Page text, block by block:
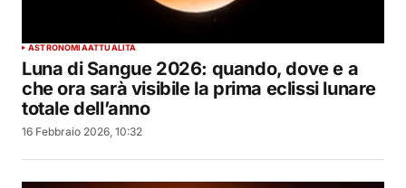
ASTRONOMIAATTUALITÀ
Luna di Sangue 2026: quando, dove e a
che ora sarà visibile la prima eclissi lunare
totale dell’anno
16 Febbraio 2026, 10:32